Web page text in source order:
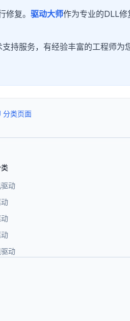
修复。 驱动大师作为专业的DLL
持服务，有经验丰富的工程师为
分类页面
动
动